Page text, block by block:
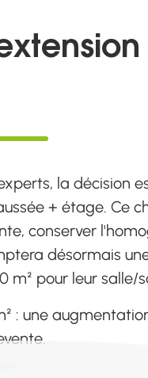
la décision
+ étage. Ce
conserver
désormais
m² pour leur salle/
: une